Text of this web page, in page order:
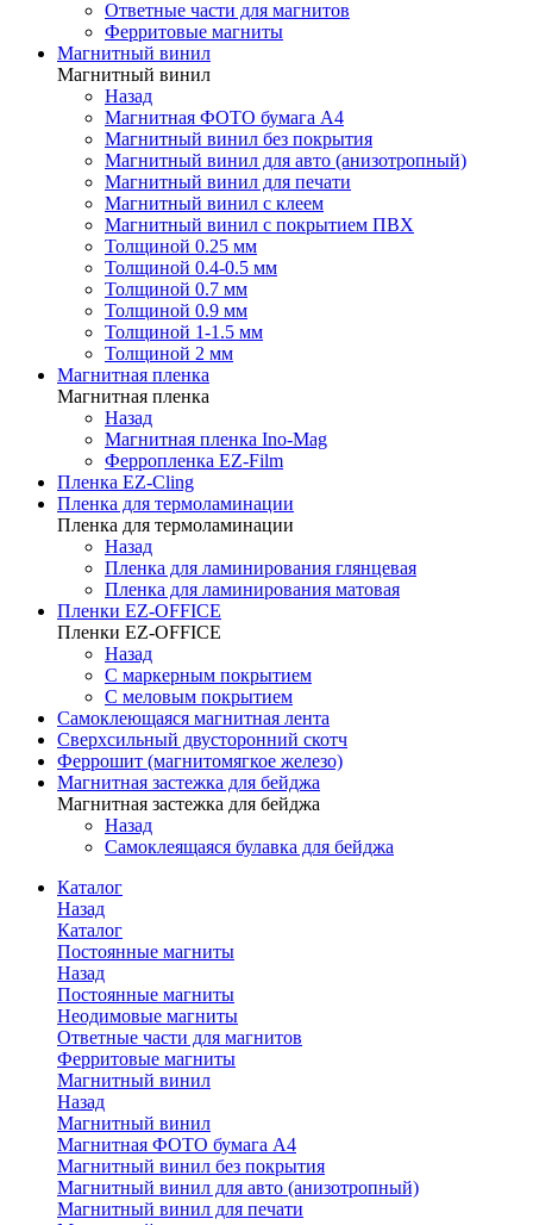
Ответные части для магнитов
Ферритовые магниты
Магнитный винил
Магнитный винил
Назад
Магнитная ФОТО бумага А4
Магнитный винил без покрытия
Магнитный винил для авто (анизотропный)
Магнитный винил для печати
Магнитный винил с клеем
Магнитный винил с покрытием ПВХ
Толщиной 0.25 мм
Толщиной 0.4-0.5 мм
Толщиной 0.7 мм
Толщиной 0.9 мм
Толщиной 1-1.5 мм
Толщиной 2 мм
Магнитная пленка
Магнитная пленка
Назад
Магнитная пленка Ino-Mag
Ферропленка EZ-Film
Пленка EZ-Cling
Пленка для термоламинации
Пленка для термоламинации
Назад
Пленка для ламинирования глянцевая
Пленка для ламинирования матовая
Пленки EZ-OFFICE
Пленки EZ-OFFICE
Назад
С маркерным покрытием
С меловым покрытием
Самоклеющаяся магнитная лента
Сверхсильный двусторонний скотч
Феррошит (магнитомягкое железо)
Магнитная застежка для бейджа
Магнитная застежка для бейджа
Назад
Самоклеящаяся булавка для бейджа
Каталог
Назад
Каталог
Постоянные магниты
Назад
Постоянные магниты
Неодимовые магниты
Ответные части для магнитов
Ферритовые магниты
Магнитный винил
Назад
Магнитный винил
Магнитная ФОТО бумага А4
Магнитный винил без покрытия
Магнитный винил для авто (анизотропный)
Магнитный винил для печати